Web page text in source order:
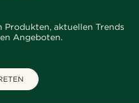
Produkten, aktuellen Trends
Angeboten.